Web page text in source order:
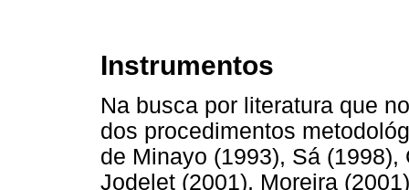
Instrumentos
Na busca por literatura que
dos procedimentos
de Minayo (1993), Sá
Jodelet (2001), Moreira